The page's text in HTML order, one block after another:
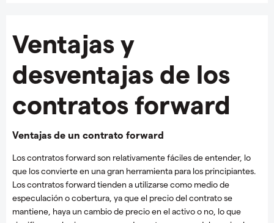
Ventajas y
desventajas de los
contratos forward
Ventajas de un contrato forward
Los contratos forward son relativamente fáciles de entender, lo
que los convierte en una gran herramienta para los principiantes.
Los contratos forward tienden a utilizarse como medio de
especulación o cobertura, ya que el precio del contrato se
mantiene, haya un cambio de precio en el activo o no, lo que